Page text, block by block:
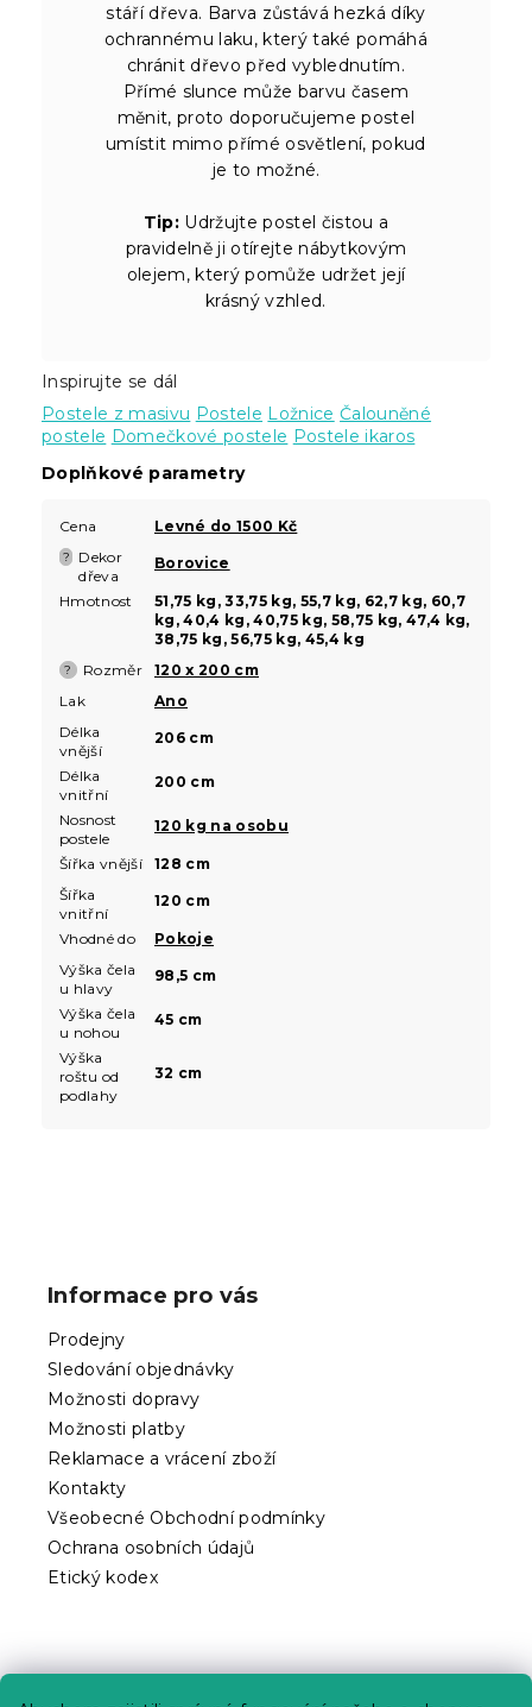
stáří dřeva. Barva zůstává hezká díky
ochrannému laku, který také pomáhá
chránit dřevo před vyblednutím.
Přímé slunce může barvu časem
měnit, proto doporučujeme postel
umístit mimo přímé osvětlení, pokud
je to možné.
Tip: Udržujte postel čistou a
pravidelně ji otírejte nábytkovým
olejem, který pomůže udržet její
krásný vzhled.
Inspirujte se dál
Postele z masivu Postele Ložnice Čalouněné
postele Domečkové postele Postele ikaros
Doplňkové parametry
Cena Levné do 1500 Kč
?
Dekor
dřeva
Borovice
Hmotnost
51,75 kg, 33,75 kg, 55,7 kg, 62,7 kg, 60,7
kg, 40,4 kg, 40,75 kg, 58,75 kg, 47,4 kg,
38,75 kg, 56,75 kg, 45,4 kg
? Rozměr
120 x 200 cm
Lak
Ano
Délka
vnější
206 cm
Délka
vnitřní
200 cm
Nosnost
postele
120 kg na osobu
Šířka vnější
128 cm
Šířka
vnitřní
120 cm
Vhodné do
Pokoje
Výška čela
u hlavy
98,5 cm
Výška čela
u nohou
45 cm
Výška
roštu od
podlahy
32 cm
Informace pro vás
Prodejny
Sledování objednávky
Možnosti dopravy
Možnosti platby
Reklamace a vrácení zboží
Kontakty
Všeobecné Obchodní podmínky
Ochrana osobních údajů
Etický kodex